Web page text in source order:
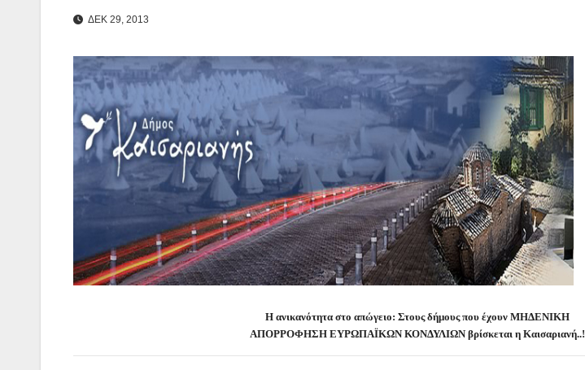
ΔΕΚ 29, 2013
Η ανικανότητα στο απώγειο: Στους δήμους που έχουν ΜΗΔΕΝΙΚΗ
ΑΠΟΡΡΟΦΗΣΗ ΕΥΡΩΠΑΪΚΩΝ ΚΟΝΔΥΛΙΩΝ βρίσκεται η Καισαριανή..!